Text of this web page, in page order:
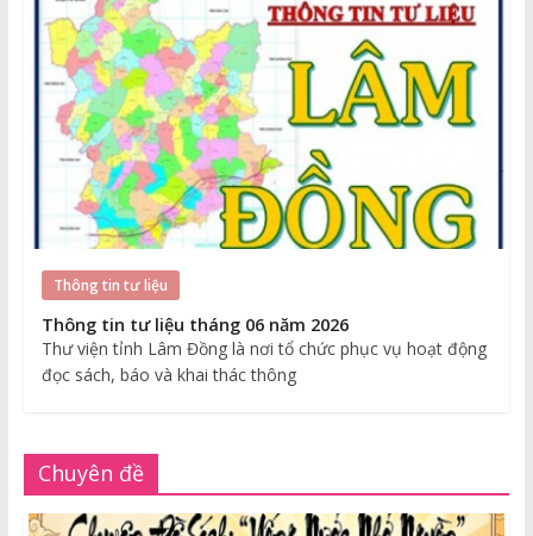
Thông tin tư liệu
Thông tin tư liệu tháng 06 năm 2026
Thư viện tỉnh Lâm Đồng là nơi tổ chức phục vụ hoạt động
đọc sách, báo và khai thác thông
Chuyên đề